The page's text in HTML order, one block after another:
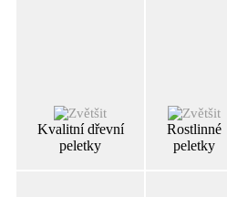
Kvalitní dřevní
peletky
Rostlinné
peletky